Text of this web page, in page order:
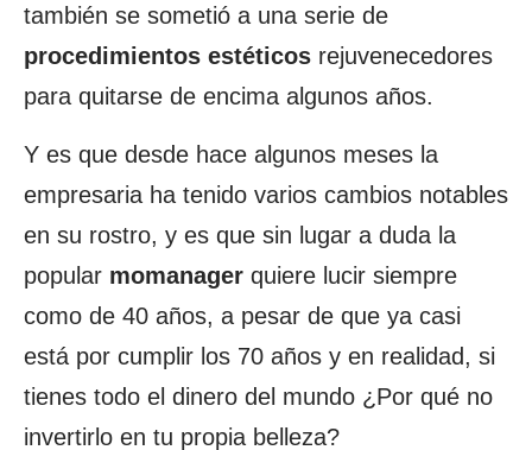
también se sometió a una serie de
procedimientos estéticos rejuvenecedores
para quitarse de encima algunos años.
Y es que desde hace algunos meses la
empresaria ha tenido varios cambios notables
en su rostro, y es que sin lugar a duda la
popular momanager quiere lucir siempre
como de 40 años, a pesar de que ya casi
está por cumplir los 70 años y en realidad, si
tienes todo el dinero del mundo ¿Por qué no
invertirlo en tu propia belleza?